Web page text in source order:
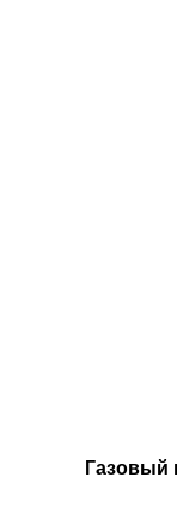
Газовый